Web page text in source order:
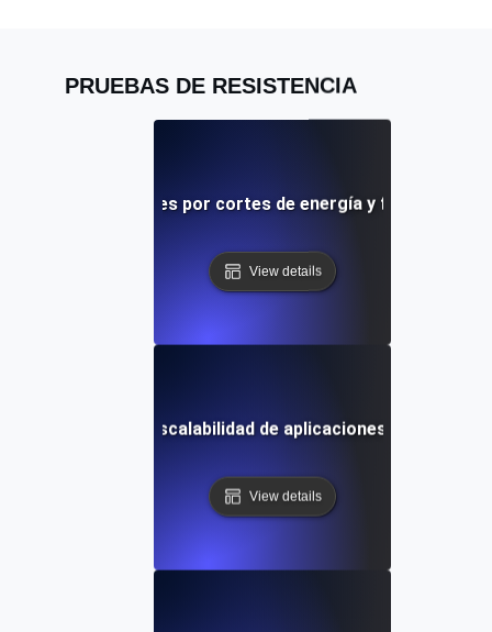
PRUEBAS DE RESISTENCIA
ante desastres por cortes de energía y fallos de
View details
para la escalabilidad de aplicaciones en la nube
View details